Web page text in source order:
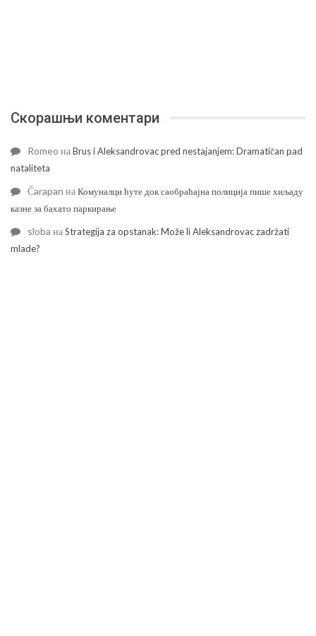
Скорашњи коментари
Romeo наBrus i Aleksandrovac pred nestajanjem: Dramatičan pad
nataliteta
Čarapan наКомуналци ћуте док саобраћајна полиција пише хиљаду
казне за бахато паркирање
sloba наStrategija za opstanak: Može li Aleksandrovac zadržati
mlade?